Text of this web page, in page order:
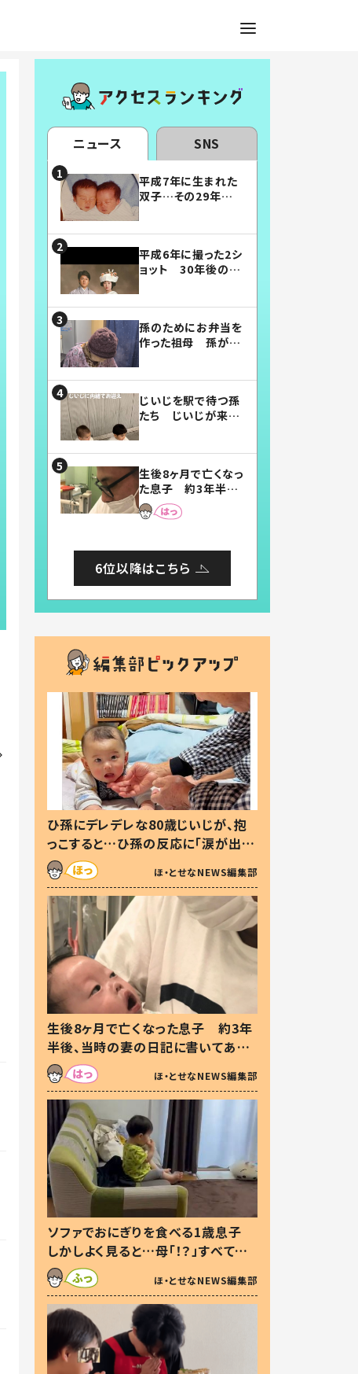
ニュース SNS
平成7年に生まれた
双子…その29年後
平成6年に撮った2シ
ョット 30年後の姿
孫のためにお弁当を
作った祖母 孫が絶
じいじを駅で待つ孫
たち じいじが来た
まらない」「幸せにな
れる」
生後8ヶ月で亡くなっ
た息子 約3年半
後、当時の妻の日記
に書いてあった本音
6位以降はこちら
ひ孫にデレデレな80歳じいじが、抱
っこすると…ひ孫の反応に「涙が出ま
した」「可愛くて仕方ない」
ほ・とせなNEWS編集部
生後8ヶ月で亡くなった息子 約3年
半後、当時の妻の日記に書いてあっ
た本音とは
ほ・とせなNEWS編集部
ソファでおにぎりを食べる1歳息子
しかしよく見ると…母「！？」すべてを
察した母の投稿に「可愛いから許
す！」「現行犯〜」
ほ・とせなNEWS編集部